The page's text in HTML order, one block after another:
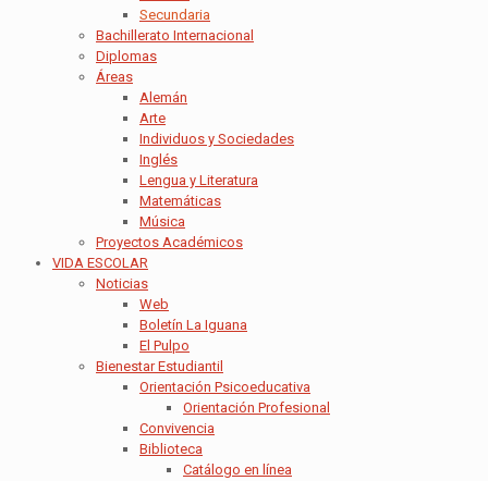
Secundaria
Bachillerato Internacional
Diplomas
Áreas
Alemán
Arte
Individuos y Sociedades
Inglés
Lengua y Literatura
Matemáticas
Música
Proyectos Académicos
VIDA ESCOLAR
Noticias
Web
Boletín La Iguana
El Pulpo
Bienestar Estudiantil
Orientación Psicoeducativa
Orientación Profesional
Convivencia
Biblioteca
Catálogo en línea